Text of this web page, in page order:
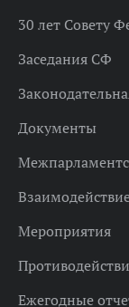
30 лет Совету
Заседания СФ
Документы
Мероприятия
Ежегодные